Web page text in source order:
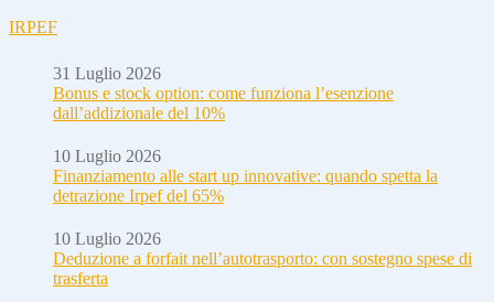
IRPEF
31 Luglio 2026
Bonus e stock option: come funziona l’esenzione
dall’addizionale del 10%
10 Luglio 2026
Finanziamento alle start up innovative: quando spetta la
detrazione Irpef del 65%
10 Luglio 2026
Deduzione a forfait nell’autotrasporto: con sostegno spese di
trasferta